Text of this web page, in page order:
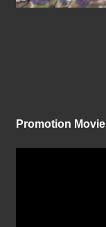
Promotion Movie